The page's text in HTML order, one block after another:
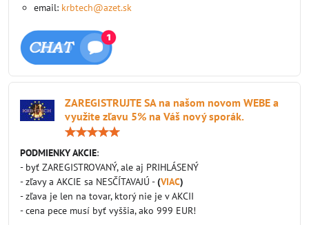
email: krbtech@azet.sk
ZAREGISTRUJTE SA na našom novom WEBE a
využite zľavu 5% na Váš nový sporák.
PODMIENKY AKCIE:
- byť ZAREGISTROVANÝ, ale aj PRIHLÁSENÝ
- zľavy a AKCIE sa NESČÍTAVAJÚ -(VIAC)
- zľava je len na tovar, ktorý nie je v AKCII
- cena pece musí byť vyššia, ako 999 EUR!